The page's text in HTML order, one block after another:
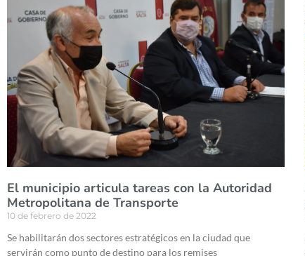
El municipio articula tareas con la Autoridad
Metropolitana de Transporte
10 de febrero de 2022
Se habilitarán dos sectores estratégicos en la ciudad que
servirán como punto de destino para los remises